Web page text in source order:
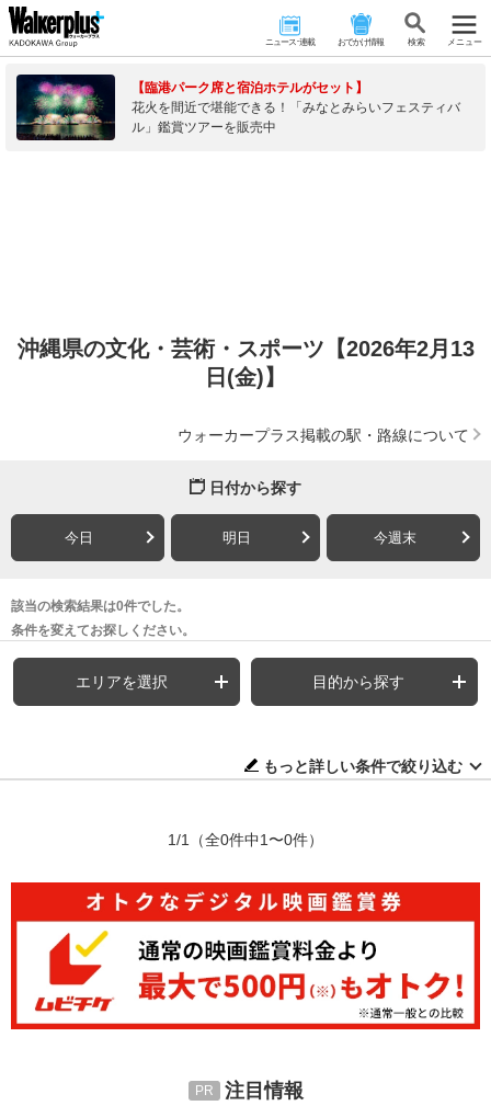
ニュース･連載 おでかけ情報 検 索 メニュー
【臨港パーク席と宿泊ホテルがセット】
花火を間近で堪能できる！「みなとみらいフェスティバ
ル」鑑賞ツアーを販売中
沖縄県の文化・芸術・スポーツ【2026年2月13
日(金)】
ウォーカープラス掲載の駅・路線について
日付から探す
今日 明日 今週末
該当の検索結果は0件でした。
条件を変えてお探しください。
エリアを選択 目的から探す
もっと詳しい条件で絞り込む
1/1 （全0件中1〜0件）
注目情報